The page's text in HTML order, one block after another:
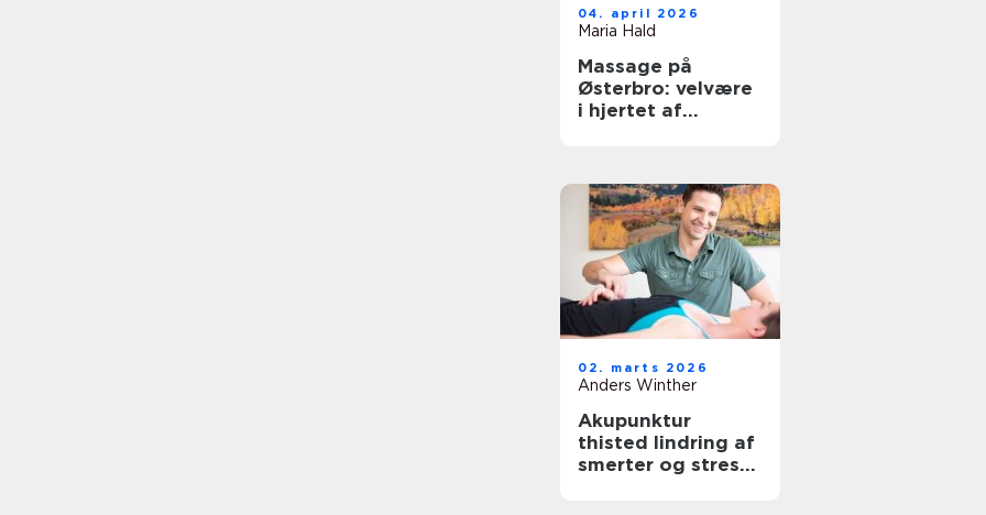
04. april 2026
Maria Hald
Massage på
Østerbro: velvære
i hjertet af
02. marts 2026
Anders Winther
Akupunktur
thisted lindring af
smerter og stress